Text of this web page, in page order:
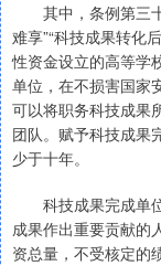
其中，条例第三十
难享”“科技成果转化
性资金设立的高等学
单位，在不损害国家
可以将职务科技成果
团队。赋予科技成果
少于十年。
科技成果完成单位
成果作出重要贡献的
资总量，不受核定的